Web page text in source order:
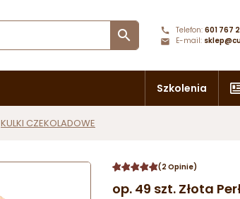
 Telefon: 601 767
E-mail:
Szkolenia
KULKI CZEKOLADOWE
(2 Opinie)
op. 49 szt. Złota